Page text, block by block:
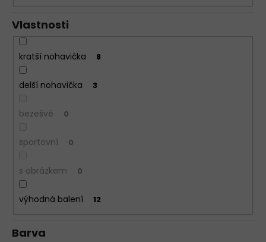
Vlastnosti
kratší nohavička 8
delší nohavička 3
bezešvé 0
sportovní 0
s obrázkem 0
výhodná balení 12
Barva